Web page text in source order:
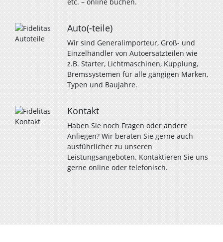
Auto(-teile)
Wir sind Generalimporteur, Groß- und
Einzelhändler von Autoersatzteilen wie
z.B. Starter, Lichtmaschinen, Kupplung,
Bremssystemen für alle gängigen Marken,
Typen und Baujahre.
Kontakt
Haben Sie noch Fragen oder andere
Anliegen? Wir beraten Sie gerne auch
ausführlicher zu unseren
Leistungsangeboten. Kontaktieren Sie uns
gerne online oder telefonisch.